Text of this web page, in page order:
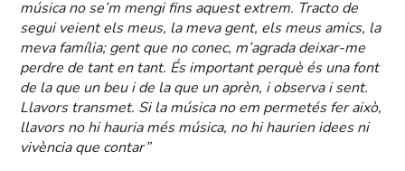
música no se’m mengi fins aquest extrem. Tracto de
segui veient els meus, la meva gent, els meus amics, la
meva família; gent que no conec, m’agrada deixar-me
perdre de tant en tant. És important perquè és una font
de la que un beu i de la que un aprèn, i observa i sent.
Llavors transmet. Si la música no em permetés fer això,
llavors no hi hauria més música, no hi haurien idees ni
vivència que contar”